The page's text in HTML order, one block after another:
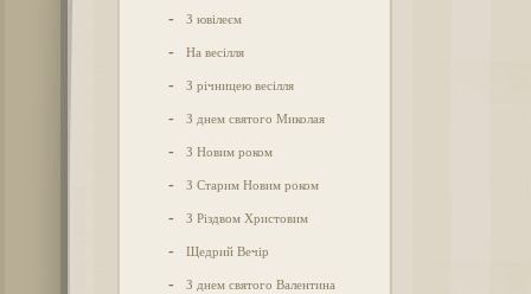
- З ювілеєм
- На весілля
- З річницею весілля
- З днем святого Миколая
- З Новим роком
- З Старим Новим роком
- З Різдвом Христовим
- Щедрий Вечір
- З днем святого Валентина